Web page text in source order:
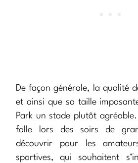
De façon générale, la qualité
et ainsi que sa taille
Park un stade plutôt agréable.
folle lors des soirs de
découvrir pour les
sportives, qui souhaitent